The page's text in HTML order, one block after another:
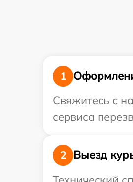
1
Свяжитесь с
сервиса
2
Выезд